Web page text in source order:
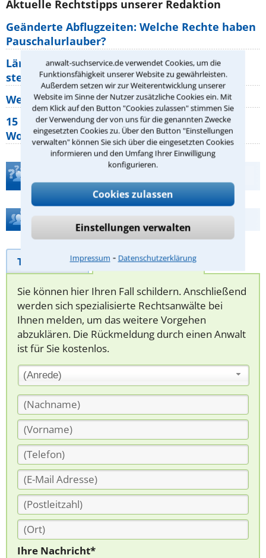
anwalt-suchservice.de verwendet Cookies, um die
Funktionsfähigkeit unserer Website zu gewährleisten.
Außerdem setzen wir zur Weiterentwicklung unserer
Website im Sinne der Nutzer zusätzliche Cookies ein. Mit
dem Klick auf den Button "Cookies zulassen" stimmen Sie
der Verwendung der von uns für die genannten Zwecke
eingesetzten Cookies zu. Über den Button "Einstellungen
verwalten" können Sie sich über die eingesetzten Cookies
informieren und den Umfang Ihrer Einwilligung
konfigurieren.
Cookies zulassen
Einstellungen verwalten
Impressum ⁃ Datenschutzerklärung
Aktuelle Rechtstipps unserer Redaktion
Geänderte Abflugzeiten: Welche Rechte haben
Pauschalurlauber?
Lärm von den Nachbarn: Welche Rechte
stehen mir zu?
Wer muss Zweitwohnungssteuer zahlen?
15 elementare Rechte, die jeder
Wohnungseigentümer kennen sollte
Hilfe bei Ihrer Anwaltsuche?
Telefonhilfe Beratungsanfrage
Sie können hier Ihren Fall schildern. Anschließend
werden sich spezialisierte Rechtsanwälte bei
Ihnen melden, um das weitere Vorgehen
abzuklären. Die Rückmeldung durch einen Anwalt
ist für Sie kostenlos.
(Anrede)
Ihre Nachricht*